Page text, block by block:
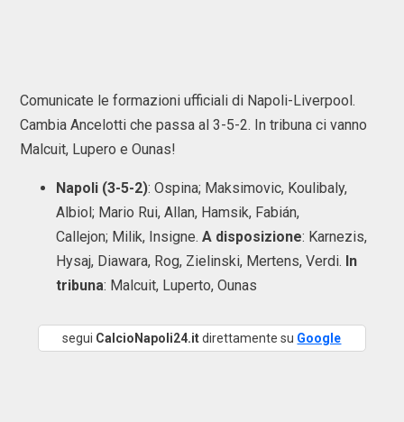
Comunicate le formazioni ufficiali di Napoli-Liverpool.
Cambia Ancelotti che passa al 3-5-2. In tribuna ci vanno
Malcuit, Lupero e Ounas!
Napoli (3-5-2): Ospina; Maksimovic, Koulibaly,
Albiol; Mario Rui, Allan, Hamsik, Fabián,
Callejon; Milik, Insigne. A disposizione: Karnezis,
Hysaj, Diawara, Rog, Zielinski, Mertens, Verdi. In
tribuna: Malcuit, Luperto, Ounas
segui CalcioNapoli24.itdirettamente su Google